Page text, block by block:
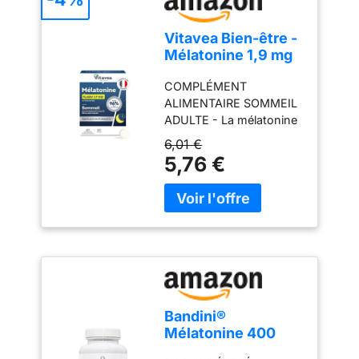
Vitavea Bien-être -
Mélatonine 1,9 mg
Endormissement -
Cure 2 mois
COMPLÉMENT
ALIMENTAIRE SOMMEIL
ADULTE - La mélatonine
est reconnue et
plébiscitée pour
contribuer à réduire le
temps
d'endormissement.
dosée en mélatonine,
sans accoutumance
pour faciliter
l'endormissement et
réduire les effets du
décalage horaire (jetlag)
6,01 €
5,76 €
Bandini®
Mélatonine 400